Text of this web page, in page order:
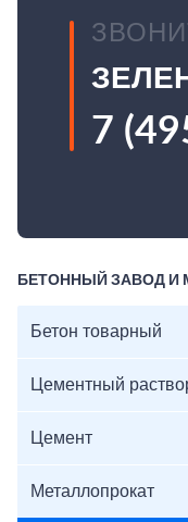
7
БЕТОННЫЙ ЗАВОД И
Бетон товарный
Цементный
Цемент
Металлопрокат